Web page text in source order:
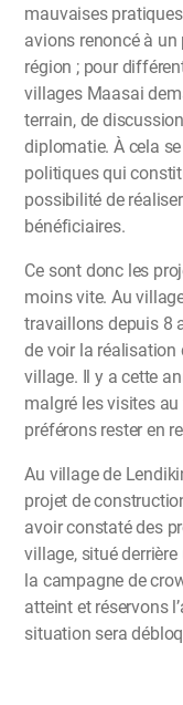
mauvaises
avions renoncé à
région ; pour
villages Maasai
terrain, de
diplomatie. À cela
politiques qui
possibilité de
bénéficiaires.
Ce sont donc les
moins vite. Au
travaillons depuis 8
de voir la réalisation
village. Il y a cette
malgré les visites
préférons rester en
Au village de
projet de
avoir constaté des
village, situé
la campagne de
atteint et réservons
situation sera